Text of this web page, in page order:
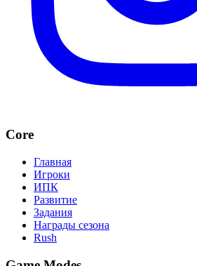
Core
Главная
Игроки
ИПК
Развитие
Задания
Награды сезона
Rush